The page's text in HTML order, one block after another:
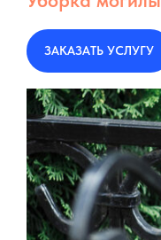
ЗАКАЗАТЬ УСЛУГУ